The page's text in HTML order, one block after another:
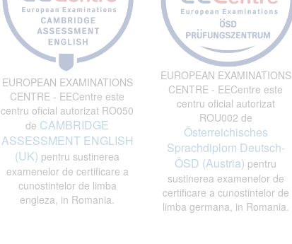
EUROPEAN EXAMINATIONS
CENTRE - EECentre este
centru oficial autorizat RO050
de CAMBRIDGE
ASSESSMENT ENGLISH
(UK) pentru sustinerea
examenelor de certificare a
cunostintelor de limba
engleza, in Romania.
EUROPEAN EXAMINATIONS
CENTRE - EECentre este
centru oficial autorizat
ROU002 de
Österreichisches
Sprachdiplom Deutsch-
ÖSD (Austria) pentru
sustinerea examenelor de
certificare a cunostintelor de
limba germana, in Romania.